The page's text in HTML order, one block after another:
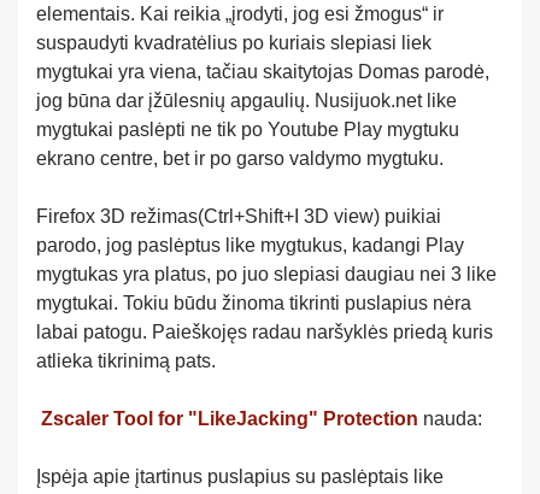
elementais. Kai reikia „įrodyti, jog esi žmogus“ ir
suspaudyti kvadratėlius po kuriais slepiasi liek
mygtukai yra viena, tačiau skaitytojas Domas parodė,
jog būna dar įžūlesnių apgaulių. Nusijuok.net like
mygtukai paslėpti ne tik po Youtube Play mygtuku
ekrano centre, bet ir po garso valdymo mygtuku.
Firefox 3D režimas(Ctrl+Shift+I 3D view) puikiai
parodo, jog paslėptus like mygtukus, kadangi Play
mygtukas yra platus, po juo slepiasi daugiau nei 3 like
mygtukai. Tokiu būdu žinoma tikrinti puslapius nėra
labai patogu. Paieškojęs radau naršyklės priedą kuris
atlieka tikrinimą pats.
Zscaler Tool for "LikeJacking" Protection nauda:
Įspėja apie įtartinus puslapius su paslėptais like